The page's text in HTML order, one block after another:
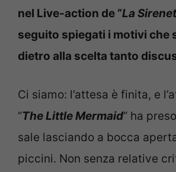
nel Live-action de “La
seguito spiegati i motivi che
dietro alla scelta tanto
Ci siamo: l’attesa è finita, e
“The Little Mermaid” ha
sale lasciando a bocca
piccini. Non senza relative